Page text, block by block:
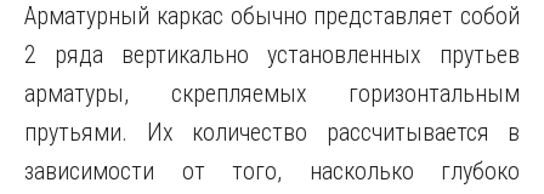
Арматурный каркас обычно представляет собой
2 ряда вертикально установленных прутьев
арматуры, скрепляемых горизонтальным
прутьями. Их количество рассчитывается в
зависимости от того, насколько глубоко